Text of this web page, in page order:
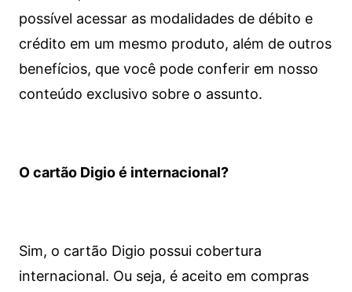
possível acessar as modalidades de débito e
crédito em um mesmo produto, além de outros
benefícios, que você pode conferir em nosso
conteúdo exclusivo sobre o assunto.
O cartão Digio é internacional?
Sim, o cartão Digio possui cobertura
internacional. Ou seja, é aceito em compras